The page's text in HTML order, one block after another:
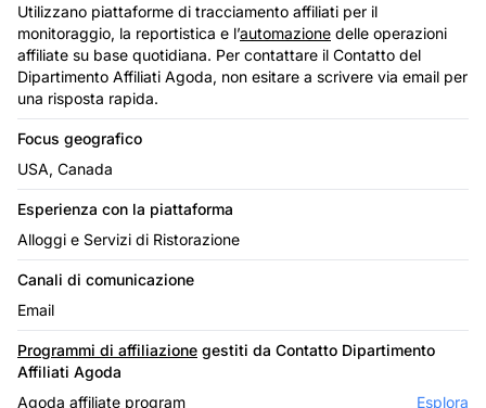
Utilizzano piattaforme di tracciamento affiliati per il
monitoraggio, la reportistica e l’automazione delle operazioni
affiliate su base quotidiana. Per contattare il Contatto del
Dipartimento Affiliati Agoda, non esitare a scrivere via email per
una risposta rapida.
Focus geografico
USA, Canada
Esperienza con la piattaforma
Alloggi e Servizi di Ristorazione
Canali di comunicazione
Email
Programmi di affiliazione gestiti da Contatto Dipartimento
Affiliati Agoda
Agoda affiliate program
Esplora